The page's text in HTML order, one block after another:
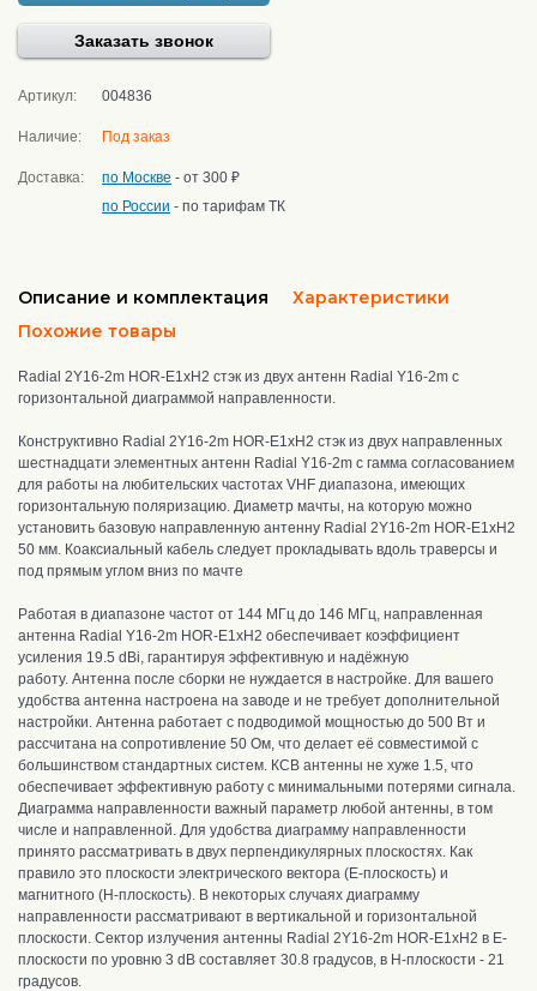
Заказать звонок
Артикул: 004836
Наличие: Под заказ
Доставка: по Москве - от 300 ₽
по России - по тарифам ТК
Описание и комплектация
Характеристики
Похожие товары
Radial 2Y16-2m HOR-E1xH2 стэк из двух антенн Radial Y16-2m с
горизонтальной диаграммой направленности.
Конструктивно Radial 2Y16-2m HOR-E1xH2 стэк из двух направленных
шестнадцати элементных антенн Radial Y16-2m с гамма согласованием
для работы на любительских частотах VHF диапазона, имеющих
горизонтальную поляризацию. Диаметр мачты, на которую можно
установить базовую направленную антенну Radial 2Y16-2m HOR-E1xH2
50 мм. Коаксиальный кабель следует прокладывать вдоль траверсы и
под прямым углом вниз по мачте
Работая в диапазоне частот от 144 МГц до 146 МГц, направленная
антенна Radial Y16-2m HOR-E1xH2 обеспечивает коэффициент
усиления 19.5 dBi, гарантируя эффективную и надёжную
работу. Антенна после сборки не нуждается в настройке. Для вашего
удобства антенна настроена на заводе и не требует дополнительной
настройки. Антенна работает с подводимой мощностью до 500 Вт и
рассчитана на сопротивление 50 Ом, что делает её совместимой с
большинством стандартных систем. КСВ антенны не хуже 1.5, что
обеспечивает эффективную работу с минимальными потерями сигнала.
Диаграмма направленности важный параметр любой антенны, в том
числе и направленной. Для удобства диаграмму направленности
принято рассматривать в двух перпендикулярных плоскостях. Как
правило это плоскости электрического вектора (E-плоскость) и
магнитного (H-плоскость). В некоторых случаях диаграмму
направленности рассматривают в вертикальной и горизонтальной
плоскости. Сектор излучения антенны Radial 2Y16-2m HOR-E1xH2 в E-
плоскости по уровню 3 dB составляет 30.8 градусов, в H-плоскости - 21
градусов.